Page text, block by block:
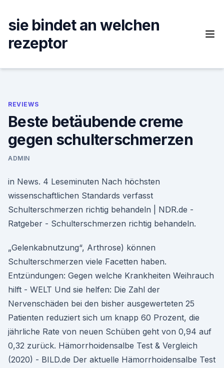
content
sie bindet an welchen
rezeptor
REVIEWS
Beste betäubende creme
gegen schulterschmerzen
ADMIN
in News. 4 Leseminuten Nach höchsten
wissenschaftlichen Standards verfasst
Schulterschmerzen richtig behandeln | NDR.de -
Ratgeber - Schulterschmerzen richtig behandeln.
„Gelenkabnutzung“, Arthrose) können
Schulterschmerzen viele Facetten haben.
Entzündungen: Gegen welche Krankheiten Weihrauch
hilft - WELT Und sie helfen: Die Zahl der
Nervenschäden bei den bisher ausgewerteten 25
Patienten reduziert sich um knapp 60 Prozent, die
jährliche Rate von neuen Schüben geht von 0,94 auf
0,32 zurück. Hämorrhoidensalbe Test & Vergleich
(2020) - BILD.de Der aktuelle Hämorrhoidensalbe Test